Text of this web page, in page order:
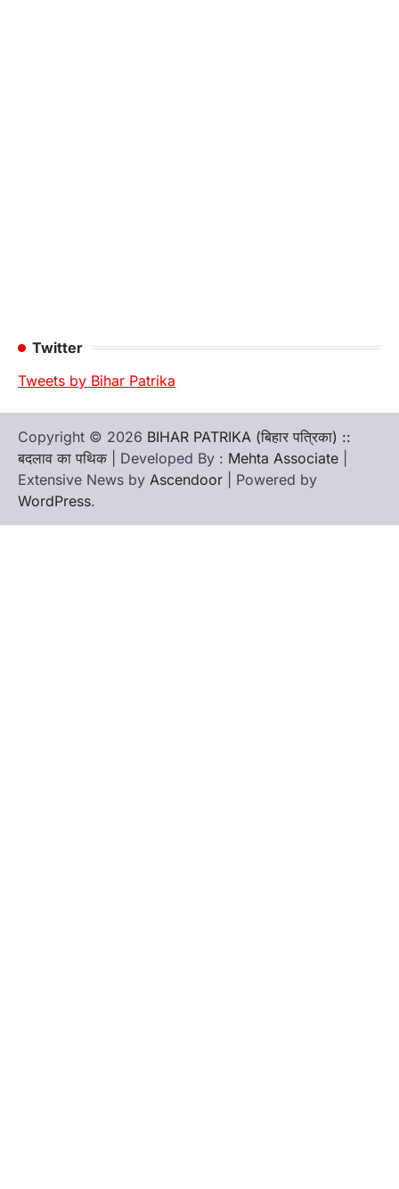
Twitter
Tweets by Bihar Patrika
Copyright © 2026 BIHAR PATRIKA (बिहार पत्रिका) ::
बदलाव का पथिक | Developed By : Mehta Associate
Extensive News by Ascendoor | Powered by
WordPress.